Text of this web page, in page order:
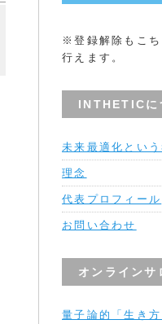
※登録解除もこち
行えます。
INTHETICに
未来最適化とい
理念
代表プロフィール
お問い合わせ
オンラインサ
量子論的「生き